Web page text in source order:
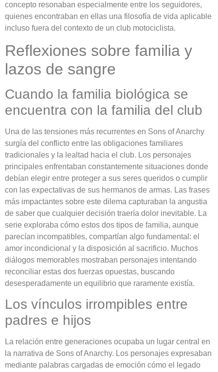
concepto resonaban especialmente entre los seguidores,
quienes encontraban en ellas una filosofía de vida aplicable
incluso fuera del contexto de un club motociclista.
Reflexiones sobre familia y
lazos de sangre
Cuando la familia biológica se
encuentra con la familia del club
Una de las tensiones más recurrentes en Sons of Anarchy
surgía del conflicto entre las obligaciones familiares
tradicionales y la lealtad hacia el club. Los personajes
principales enfrentaban constantemente situaciones donde
debían elegir entre proteger a sus seres queridos o cumplir
con las expectativas de sus hermanos de armas. Las frases
más impactantes sobre este dilema capturaban la angustia
de saber que cualquier decisión traería dolor inevitable. La
serie exploraba cómo estos dos tipos de familia, aunque
parecían incompatibles, compartían algo fundamental: el
amor incondicional y la disposición al sacrificio. Muchos
diálogos memorables mostraban personajes intentando
reconciliar estas dos fuerzas opuestas, buscando
desesperadamente un equilibrio que raramente existía.
Los vínculos irrompibles entre
padres e hijos
La relación entre generaciones ocupaba un lugar central en
la narrativa de Sons of Anarchy. Los personajes expresaban
mediante palabras cargadas de emoción cómo el legado